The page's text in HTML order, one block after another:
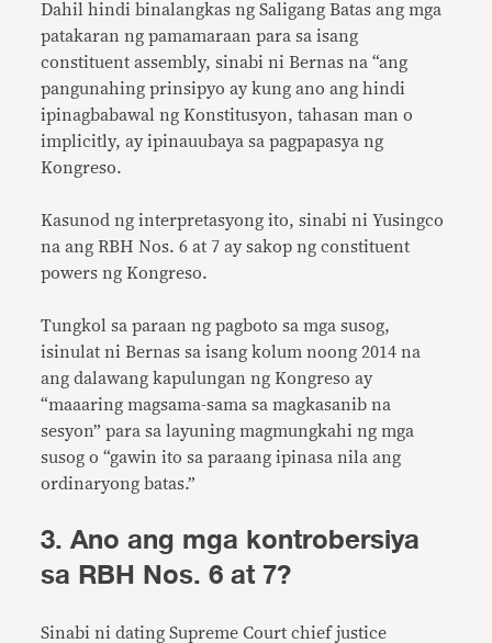
Dahil hindi binalangkas ng Saligang Batas ang mga
patakaran ng pamamaraan para sa isang
constituent assembly, sinabi ni Bernas na “ang
pangunahing prinsipyo ay kung ano ang hindi
ipinagbabawal ng Konstitusyon, tahasan man o
implicitly, ay ipinauubaya sa pagpapasya ng
Kongreso.
Kasunod ng interpretasyong ito, sinabi ni Yusingco
na ang RBH Nos. 6 at 7 ay sakop ng constituent
powers ng Kongreso.
Tungkol sa paraan ng pagboto sa mga susog,
isinulat ni Bernas sa isang kolum noong 2014 na
ang dalawang kapulungan ng Kongreso ay
“maaaring magsama-sama sa magkasanib na
sesyon” para sa layuning magmungkahi ng mga
susog o “gawin ito sa paraang ipinasa nila ang
ordinaryong batas.”
3. Ano ang mga kontrobersiya
sa RBH Nos. 6 at 7?
Sinabi ni dating Supreme Court chief justice